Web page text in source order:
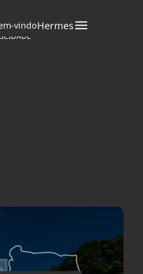
Indicadores
Política
Saúde
vindoHermes